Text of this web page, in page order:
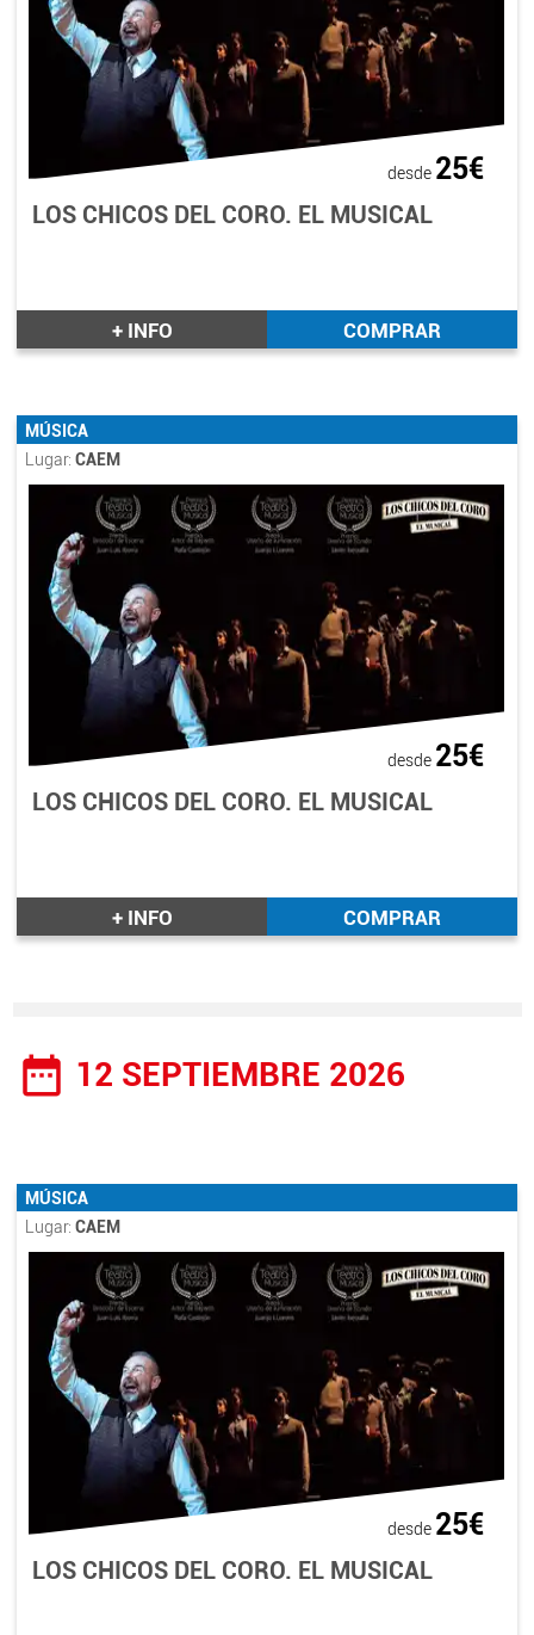
desde 25€
LOS CHICOS DEL CORO. EL MUSICAL
+ INFO COMPRAR
MÚSICA
Lugar: CAEM
desde 25€
LOS CHICOS DEL CORO. EL MUSICAL
+ INFO COMPRAR
date_range 12 SEPTIEMBRE 2026
MÚSICA
Lugar: CAEM
desde 25€
LOS CHICOS DEL CORO. EL MUSICAL